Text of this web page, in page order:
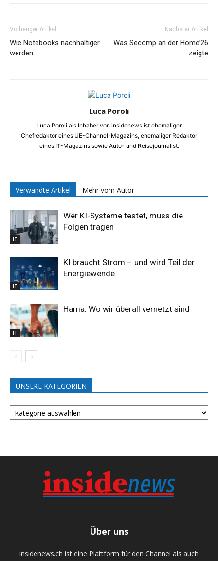
Vorheriger Artikel
Wie Notebooks nachhaltiger
werden
Nächster Artikel
Was Secomp an der Home’26
zeigte
Luca Poroli
Luca Poroli als Inhaber von insidenews ist ehemaliger
Chefredaktor eines UE-Channel-Magazins, ehemaliger Redaktor
eines IT-Magazins sowie Auto- und Reisejournalist.
Verwandte Artikel Mehr vom Autor
IT
Wer KI-Systeme testet, muss die
Folgen tragen
IT
KI braucht Strom – und wird Teil der
Energiewende
IT
Hama: Wo wir überall vernetzt sind
UNSERE KATEGORIEN
UNSERE
KATEGORIEN
Über uns
insidenews.ch ist eine Plattform für den Channel als auch